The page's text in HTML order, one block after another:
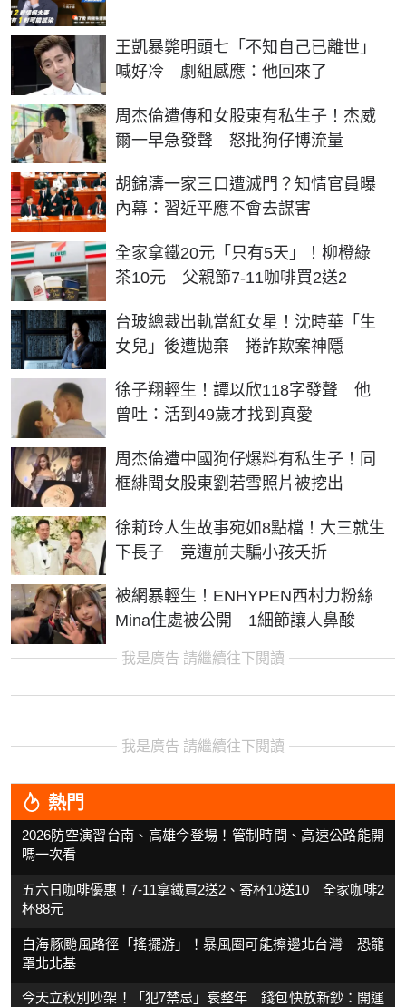
王凱暴斃明頭七「不知自己已離世」
喊好冷 劇組感應：他回來了
周杰倫遭傳和女股東有私生子！杰威
爾一早急發聲 怒批狗仔博流量
胡錦濤一家三口遭滅門？知情官員曝
內幕：習近平應不會去謀害
全家拿鐵20元「只有5天」！柳橙綠
茶10元 父親節7-11咖啡買2送2
台玻總裁出軌當紅女星！沈時華「生
女兒」後遭拋棄 捲詐欺案神隱
徐子翔輕生！譚以欣118字發聲 他
曾吐：活到49歲才找到真愛
周杰倫遭中國狗仔爆料有私生子！同
框緋聞女股東劉若雪照片被挖出
徐莉玲人生故事宛如8點檔！大三就生
下長子 竟遭前夫騙小孩夭折
被網暴輕生！ENHYPEN西村力粉絲
Mina住處被公開 1細節讓人鼻酸
我是廣告 請繼續往下閱讀
我是廣告 請繼續往下閱讀
熱門
2026防空演習台南、高雄今登場！管制時間、高速公路能開
嗎一次看
五六日咖啡優惠！7-11拿鐵買2送2、寄杯10送10 全家咖啡2
杯88元
白海豚颱風路徑「搖擺游」！暴風圈可能擦邊北台灣 恐籠
罩北北基
今天立秋別吵架！「犯7禁忌」衰整年 錢包快放新鈔：開運